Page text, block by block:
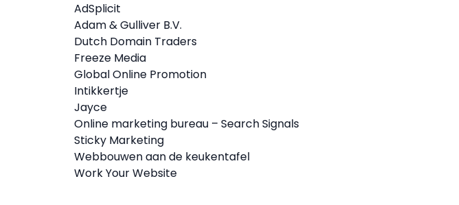
AdSplicit
Adam & Gulliver B.V.
Dutch Domain Traders
Freeze Media
Global Online Promotion
Intikkertje
Jayce
Online marketing bureau – Search Signals
Sticky Marketing
Webbouwen aan de keukentafel
Work Your Website